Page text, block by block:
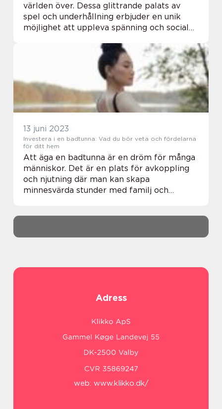
världen över. Dessa glittrande palats av
spel och underhållning erbjuder en unik
möjlighet att uppleva spänning och social
13 juni 2023
Investera i en badtunna: Vad du bör veta och fördelarna
för ditt hem
Att äga en badtunna är en dröm för många
människor. Det är en plats för avkoppling
och njutning där man kan skapa
minnesvärda stunder med familj och
Adress
web: www.klikko.dk/